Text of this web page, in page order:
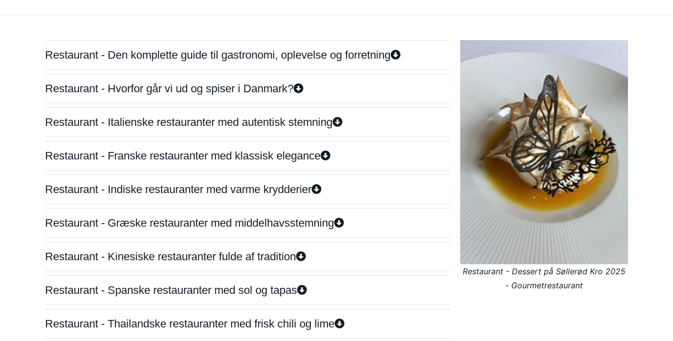
Restaurant - Den komplette guide til gastronomi, oplevelse og forretning
Restaurant - Hvorfor går vi ud og spiser i Danmark?
Restaurant - Italienske restauranter med autentisk stemning
Restaurant - Franske restauranter med klassisk elegance
Restaurant - Indiske restauranter med varme krydderier
Restaurant - Græske restauranter med middelhavsstemning
Restaurant - Kinesiske restauranter fulde af tradition
Restaurant - Spanske restauranter med sol og tapas
Restaurant - Thailandske restauranter med frisk chili og lime
Restaurant - Dessert på Søllerød Kro 2025
- Gourmetrestaurant